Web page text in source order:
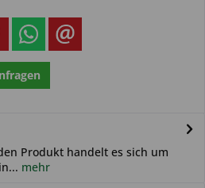
Produkt handelt es sich um
mehr